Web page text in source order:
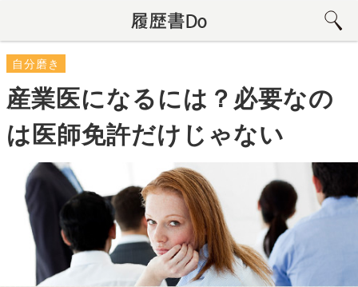
自分磨き
産業医になるには？必要なの
は医師免許だけじゃない